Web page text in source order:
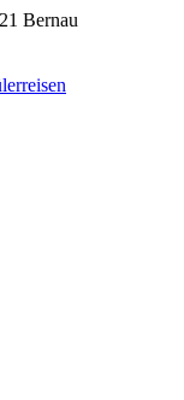
Bernau